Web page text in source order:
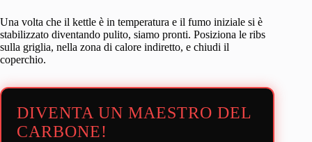
Una volta che il kettle è in temperatura e il fumo iniziale si è
stabilizzato diventando pulito, siamo pronti. Posiziona le ribs
sulla griglia, nella zona di calore indiretto, e chiudi il
coperchio.
DIVENTA UN MAESTRO DEL
CARBONE!